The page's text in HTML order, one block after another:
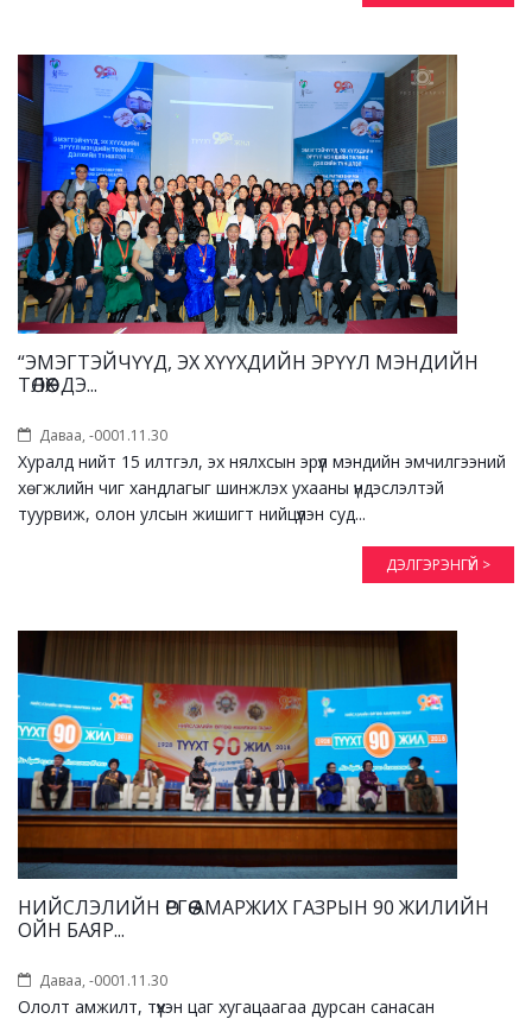
“ЭМЭГТЭЙЧҮҮД, ЭХ ХҮҮХДИЙН ЭРҮҮЛ МЭНДИЙН
ТӨЛӨӨХ ДЭ...
Даваа, -0001.11.30
Хуралд нийт 15 илтгэл, эх нялхсын эрүүл мэндийн эмчилгээний
хөгжлийн чиг хандлагыг шинжлэх ухааны үндэслэлтэй
туурвиж, олон улсын жишигт нийцүүлэн суд...
ДЭЛГЭРЭНГҮЙ >
НИЙСЛЭЛИЙН ӨРГӨӨ АМАРЖИХ ГАЗРЫН 90 ЖИЛИЙН
ОЙН БАЯР...
Даваа, -0001.11.30
Ололт амжилт, түүхэн цаг хугацаагаа дурсан санасан